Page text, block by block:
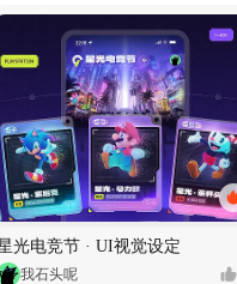
光电竞节 · UI视觉设定
我石头呢